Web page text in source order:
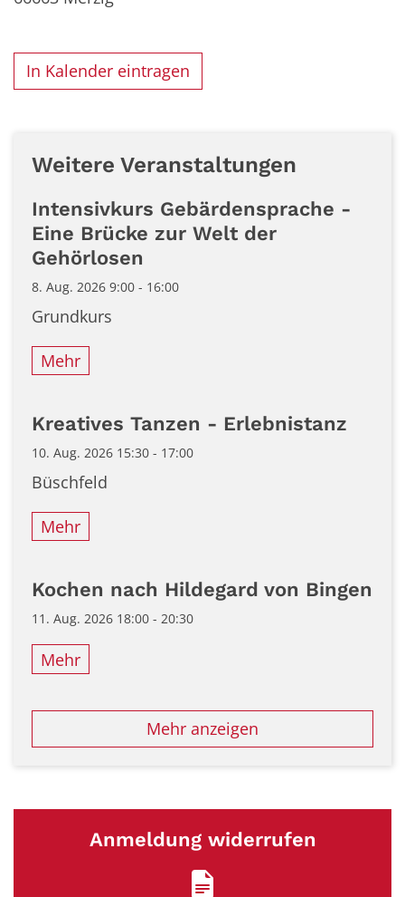
In Kalender eintragen
Weitere Veranstaltungen
Intensivkurs Gebärdensprache -
Eine Brücke zur Welt der
Gehörlosen
8. Aug. 2026 9:00 - 16:00
Grundkurs
Mehr
Kreatives Tanzen - Erlebnistanz
10. Aug. 2026 15:30 - 17:00
Büschfeld
Mehr
Kochen nach Hildegard von Bingen
11. Aug. 2026 18:00 - 20:30
Mehr
Mehr anzeigen
Anmeldung widerrufen